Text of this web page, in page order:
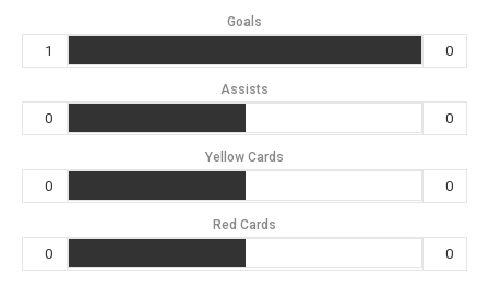
Goals
1 0
Assists
0 0
Yellow Cards
0 0
Red Cards
0 0